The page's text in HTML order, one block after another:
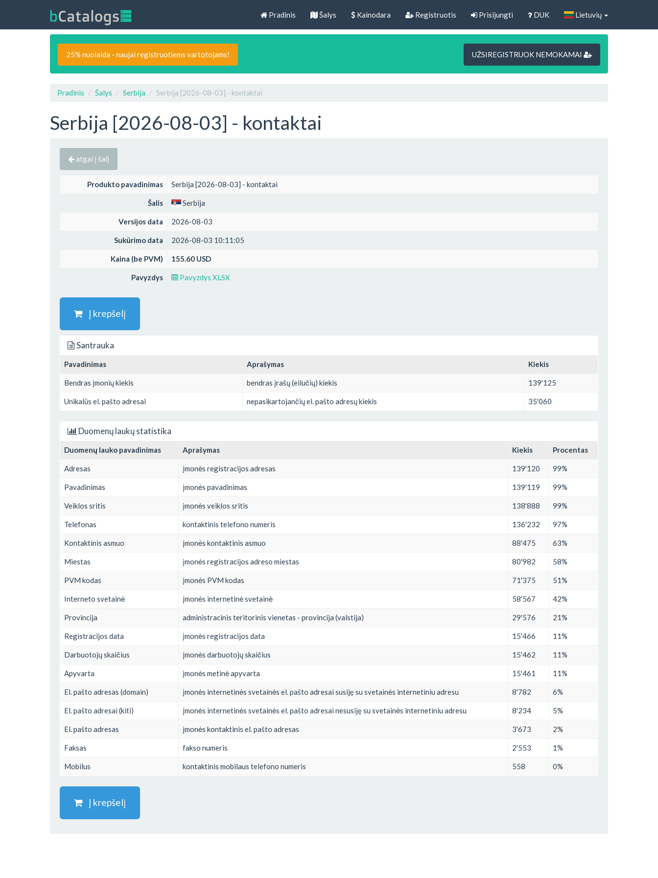
Pradinis Šalys Kainodara Registruotis Prisijungti DUK Lietuvių
25% nuolaida - naujai registruotiems vartotojams! UŽSIREGISTRUOK NEMOKAMAI
Pradinis Šalys Serbija Serbija [2026-08-03] - kontaktai
Serbija [2026-08-03] - kontaktai
atgal į šalį
Produkto pavadinimas Serbija [2026-08-03] - kontaktai
Šalis Serbija
Versijos data 2026-08-03
Sukūrimo data 2026-08-03 10:11:05
Kaina (be PVM) 155.60 USD
Pavyzdys Pavyzdys XLSX
Į krepšelį
Santrauka
Pavadinimas Aprašymas Kiekis
Bendras įmonių kiekis bendras įrašų (eilučių) kiekis 139'125
Unikalūs el. pašto adresai nepasikartojančių el. pašto adresų kiekis 35'060
Duomenų laukų statistika
Duomenų lauko pavadinimas Aprašymas Kiekis Procentas
Adresas įmonės registracijos adresas 139'120 99%
Pavadinimas įmonės pavadinimas 139'119 99%
Veiklos sritis įmonės veiklos sritis 138'888 99%
Telefonas kontaktinis telefono numeris 136'232 97%
Kontaktinis asmuo įmonės kontaktinis asmuo 88'475 63%
Miestas įmonės registracijos adreso miestas 80'982 58%
PVM kodas įmonės PVM kodas 71'375 51%
Interneto svetainė įmonės internetinė svetainė 58'567 42%
Provincija administracinis teritorinis vienetas - provincija (valstija) 29'576 21%
Registracijos data įmonės registracijos data 15'466 11%
Darbuotojų skaičius įmonės darbuotojų skaičius 15'462 11%
Apyvarta įmonės metinė apyvarta 15'461 11%
El. pašto adresas (domain) įmonės internetinės svetainės el. pašto adresai susiję su svetainės internetiniu adresu 8'782 6%
El. pašto adresai (kiti) įmonės internetinės svetainės el. pašto adresai nesusiję su svetainės internetiniu adresu 8'234 5%
El. pašto adresas įmonės kontaktinis el. pašto adresas 3'673 2%
Faksas fakso numeris 2'553 1%
Mobilus kontaktinis mobilaus telefono numeris 558 0%
Į krepšelį